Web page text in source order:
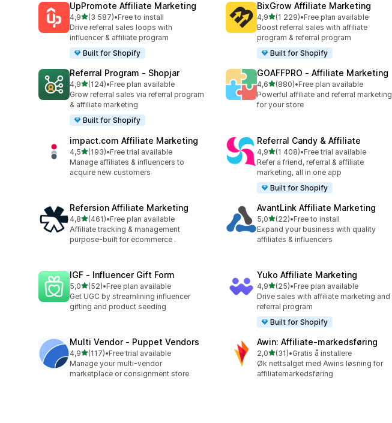
UpPromote Affiliate Marketing
4,9av 5 stjerner
(3 587)
Totalt 3587 omtaler
•Free to install
Drive referral sales loops with
influencer & affiliate program
Built for Shopify
BixGrow Affiliate Marketing
4,9av 5 stjerner
(1 229)
Totalt 1229 omtaler
•Free plan available
Boost referral sales with affiliate
program & referral program
Built for Shopify
Referral Program ‑ Shopjar
4,9av 5 stjerner
(124)
Totalt 124 omtaler
•Free plan available
Grow referral sales via referral program
& affiliate marketing
Built for Shopify
GOAFFPRO ‑ Affiliate Marketing
4,6av 5 stjerner
(880)
Totalt 880 omtaler
•Free plan available
Powerful affiliate and referral marketing
for your store
impact.com Affiliate Marketing
4,5av 5 stjerner
(193)
Totalt 193 omtaler
•Free trial available
Manage affiliates & influencers to
acquire new customers
Referral Candy & Affiliate
4,9av 5 stjerner
(1 408)
Totalt 1408 omtaler
•Free trial available
Refer a friend, referral & affiliate
marketing, all in one app
Built for Shopify
Refersion Affiliate Marketing
4,8av 5 stjerner
(461)
Totalt 461 omtaler
•Free plan available
Affiliate tracking & management
purpose-built for ecommerce .
AvantLink Affiliate Marketing
5,0av 5 stjerner
(22)
Totalt 22 omtaler
•Free to install
Expand your business with quality
affiliates & influencers
IGF ‑ Influencer Gift Form
5,0av 5 stjerner
(52)
Totalt 52 omtaler
•Free plan available
Get UGC by streamlining influencer
gifting and product seeding
Yuko Affiliate Marketing
4,9av 5 stjerner
(25)
Totalt 25 omtaler
•Free plan available
Drive sales with affiliate marketing and
referral program
Built for Shopify
Multi Vendor ‑ Puppet Vendors
4,9av 5 stjerner
(117)
Totalt 117 omtaler
•Free trial available
Manage your multi-vendor
marketplace or consignment store
Awin: Affiliate‑markedsføring
2,0av 5 stjerner
(31)
Totalt 31 omtaler
•Gratis å installere
Øk nettsalget med Awins løsning for
affiliatemarkedsføring